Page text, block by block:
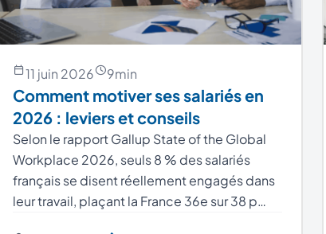
11 juin 2026 9min
Comment motiver ses salariés en
2026 : leviers et conseils
Selon le rapport Gallup State of the Global
Workplace 2026, seuls 8 % des salariés
français se disent réellement engagés dans
leur travail, plaçant la France 36e sur 38 p…